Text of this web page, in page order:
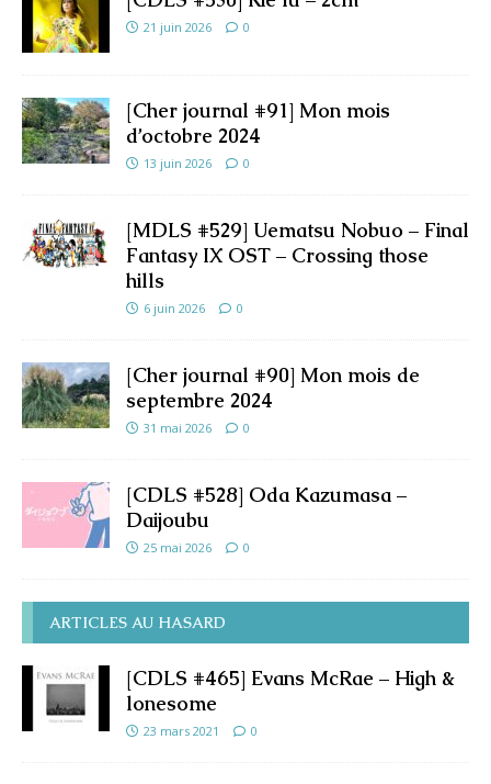
21 juin 2026 0
[Cher journal #91] Mon mois
d’octobre 2024
13 juin 2026 0
[MDLS #529] Uematsu Nobuo – Final
Fantasy IX OST – Crossing those
hills
6 juin 2026 0
[Cher journal #90] Mon mois de
septembre 2024
31 mai 2026 0
[CDLS #528] Oda Kazumasa –
Daijoubu
25 mai 2026 0
ARTICLES AU HASARD
[CDLS #465] Evans McRae – High &
lonesome
23 mars 2021 0